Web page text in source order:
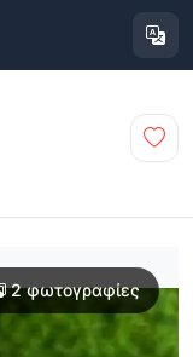
2 φωτογραφίες